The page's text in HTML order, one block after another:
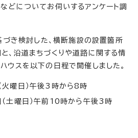
どについてお伺いするアンケート調
き検討した、横断施設の設置箇所
、沿道まちづくりや道路に関する情
ウスを以下の日程で開催しました。
曜日）午後3時から8時
土曜日）午前10時から午後3時